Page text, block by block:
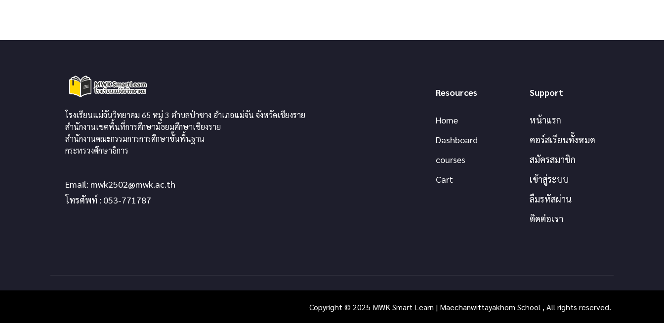
โรงเรียนแม่จันวิทยาคม 65 หมู่ 3 ตำบลป่าซาง อำเภอแม่จัน จังหวัดเชียงราย
สำนักงานเขตพื้นที่การศึกษามัธยมศึกษาเชียงราย
สำนักงานคณะกรรมการการศึกษาขั้นพื้นฐาน
กระทรวงศึกษาธิการ
Email: mwk2502@mwk.ac.th
โทรศัพท์ : 053-771787
Resources
Home
Dashboard
courses
Cart
Support
หน้าแรก
คอร์สเรียนทั้งหมด
สมัครสมาชิก
เข้าสู่ระบบ
ลืมรหัสผ่าน
ติดต่อเรา
Copyright © 2025 MWK Smart Learn | Maechanwittayakhom School , All rights reserved.